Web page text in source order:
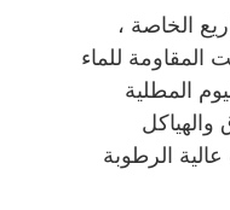
الخاصة ،
المقاومة للماء
المطلية
والهياكل
الرطوبة